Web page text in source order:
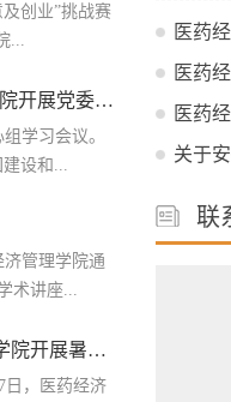
创业”挑战赛
...
深学笃行“十五五”规划 赋能经管学科发展——学院开展党委理论学习中心组学习
学习会议。
设和...
管理学院通
术讲座...
筑牢安全防线 护航平安暑假 —— 医药经济管理学院开展暑期前实验室安全专项检查
日，医药经济
医药
医药
医药
关于
联